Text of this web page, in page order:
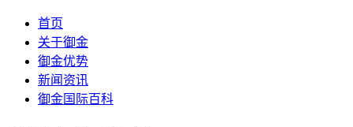
首页
关于御金
御金优势
新闻资讯
御金国际百科